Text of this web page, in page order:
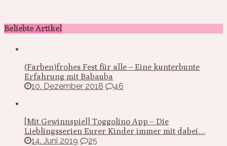
Beliebte Artikel
(Farben)frohes Fest für alle – Eine kunterbunte
Erfahrung mit Babauba
10. Dezember 2018
46
[Mit Gewinnspiel] Toggolino App – Die
Lieblingsserien Eurer Kinder immer mit dabei…
14. Juni 2019
25